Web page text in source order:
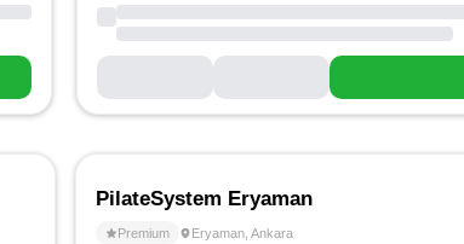
PilateSystem Eryaman
Premium Eryaman Ankara